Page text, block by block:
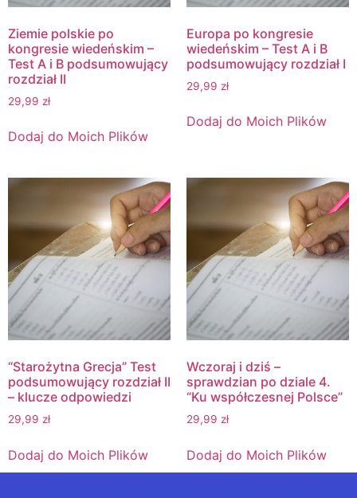
Ziemie polskie po
kongresie wiedeńskim –
Test A i B podsumowujący
rozdział II
29,99 zł
Dodaj do Moich Plików
Europa po kongresie
wiedeńskim – Test A i B
podsumowujący rozdział I
29,99 zł
Dodaj do Moich Plików
“Starożytna Grecja” Test
podsumowujący rozdział II
– klucze odpowiedzi
29,99 zł
Dodaj do Moich Plików
Wczoraj i dziś –
sprawdzian po dziale 4.
“Ku współczesnej Polsce”
29,99 zł
Dodaj do Moich Plików